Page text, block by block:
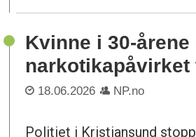
Kvinne i 30-
narkotikapåvirket
18.06.2026 NP.no
Politiet i Kristiansund